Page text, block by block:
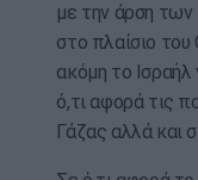
με την άρση
στο πλαίσιο
ακόμη το Ισραήλ
ό,τι αφορά τις
Γάζας αλλά και